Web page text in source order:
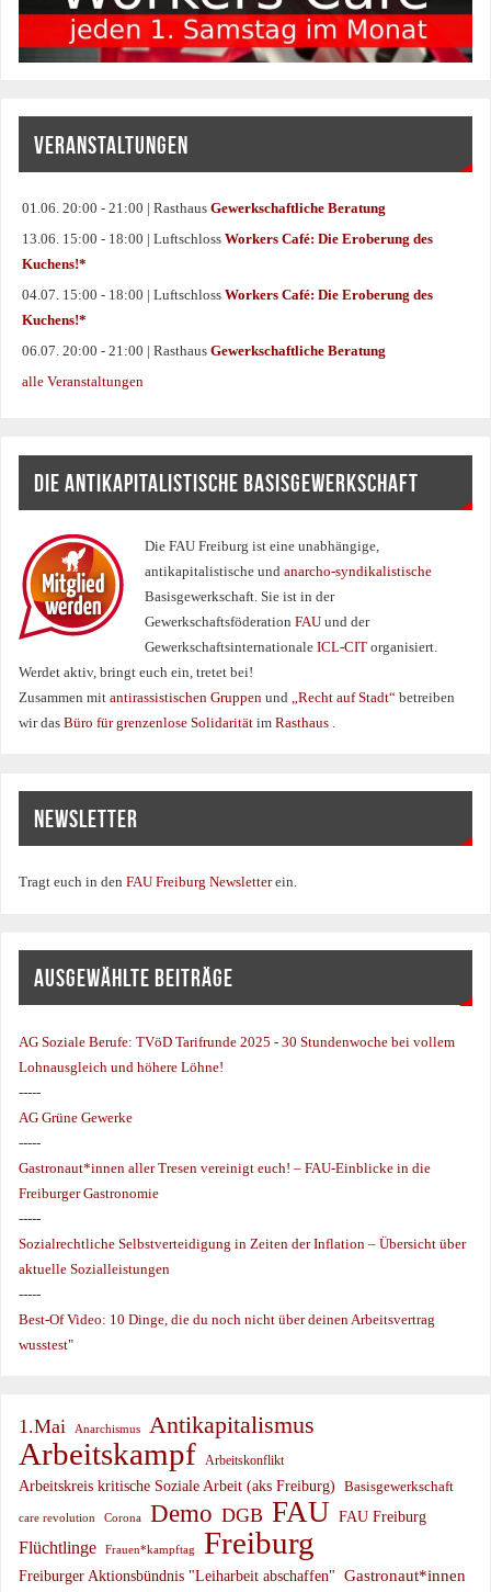
VERANSTALTUNGEN
01.06. 20:00 - 21:00 | RasthausGewerkschaftliche Beratung
13.06. 15:00 - 18:00 | LuftschlossWorkers Café: Die Eroberung des
Kuchens!*
04.07. 15:00 - 18:00 | LuftschlossWorkers Café: Die Eroberung des
Kuchens!*
06.07. 20:00 - 21:00 | RasthausGewerkschaftliche Beratung
alle Veranstaltungen
DIE ANTIKAPITALISTISCHE BASISGEWERKSCHAFT
Die FAU Freiburg ist eine un­abhängige,
antikapitalistische undanarcho-syndikalistische
Basisgewerkschaft. Sie ist in der
GewerkschaftsföderationFAUund der
Gewerkschaftsinternationale ICL-CITorganisiert.
Werdet aktiv, bringt euch ein, tretet bei!
Zusammen mitantirassistischen Gruppenund „Recht auf Stadt“betreiben
wir dasBüro für grenzenlose SolidaritätimRasthaus .
NEWSLETTER
Tragt euch in denFAU Freiburg Newsletterein.
AUSGEWÄHLTE BEITRÄGE
AG Soziale Berufe:TVöD Tarifrunde 2025 - 30 Stundenwoche bei vollem
Lohnausgleich und höhere Löhne!
-----
AG Grüne Gewerke
-----
Gastronaut*innen aller Tresen vereinigt euch! – FAU-Einblicke in die
Freiburger Gastronomie
-----
Sozialrechtliche Selbstverteidigung in Zeiten der Inflation – Übersicht über
aktuelle Sozialleistungen
-----
Best-Of Video: 10 Dinge, die du noch nicht über deinen Arbeitsvertrag
wusstest"
1.Mai Anarchismus Antikapitalismus
Arbeitskampf Arbeitskonflikt
Arbeitskreis kritische Soziale Arbeit (aks Freiburg) Basisgewerkschaft
care revolution Corona Demo DGB FAU FAU Freiburg
Flüchtlinge Frauen*kampftag Freiburg
Freiburger Aktionsbündnis "Leiharbeit abschaffen" Gastronaut*innen